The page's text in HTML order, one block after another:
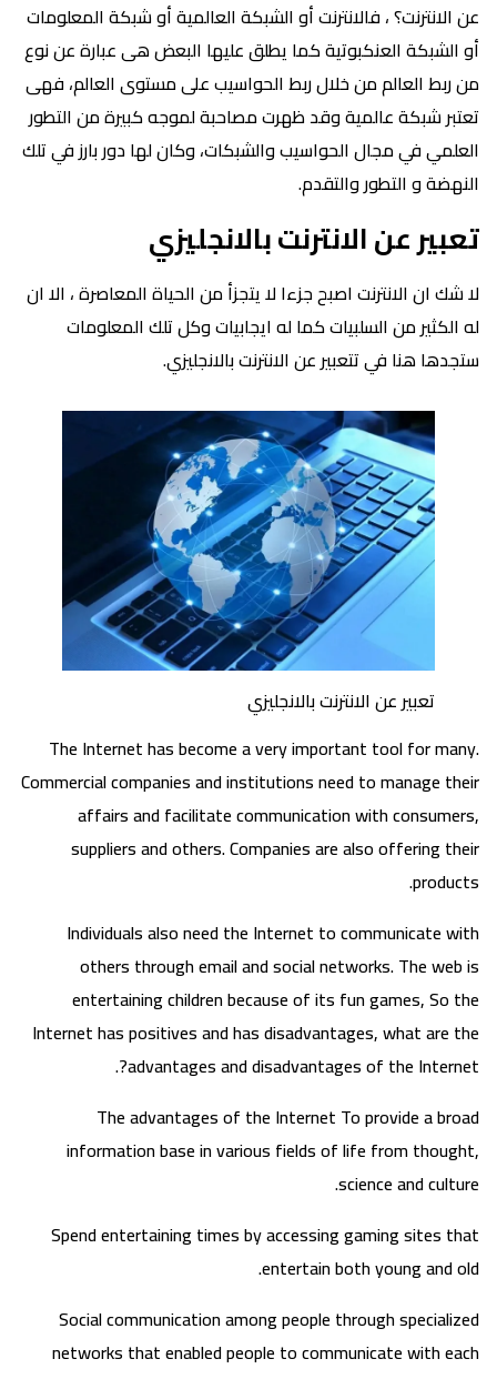
عن الانترنت؟ ، فالانترنت أو الشبكة العالمية أو شبكة المعلومات
أو الشبكة العنكبوتية كما يطلق عليها البعض هى عبارة عن نوع
من ربط العالم من خلال ربط الحواسيب على مستوى العالم، فهى
تعتبر شبكة عالمية وقد ظهرت مصاحبة لموجه كبيرة من التطور
العلمي في مجال الحواسيب والشبكات، وكان لها دور بارز في تلك
النهضة و التطور والتقدم.
تعبير عن الانترنت بالانجليزي
لا شك ان الانترنت اصبح جزءا لا يتجزأ من الحياة المعاصرة ، الا ان
له الكثير من السلبيات كما له ايجابيات وكل تلك المعلومات
ستجدها هنا في تتعبير عن الانترنت بالانجليزي.
تعبير عن الانترنت بالانجليزي
The Internet has become a very important tool for many.
Commercial companies and institutions need to manage their
affairs and facilitate communication with consumers,
suppliers and others. Companies are also offering their
products.
Individuals also need the Internet to communicate with
others through email and social networks. The web is
entertaining children because of its fun games, So the
Internet has positives and has disadvantages, what are the
advantages and disadvantages of the Internet?.
The advantages of the Internet To provide a broad
information base in various fields of life from thought,
science and culture.
Spend entertaining times by accessing gaming sites that
entertain both young and old.
Social communication among people through specialized
networks that enabled people to communicate with each